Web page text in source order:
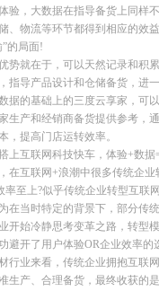
验，大数据在指导备货上同样
、物流等环节都得到相应的效
的局面!
势就在于，可以天然记录和积
指导产品设计和仓储备货，进
据的基础上的三度云享家，可
生产和经销商备货提供参考，
，提高门店运转效率。
上互联网科技快车，体验+数据
在互联网+浪潮中很多传统企
率至上?似乎传统企业转型互联
在当时特定的背景下，部分传
开始冷静思考变革之路，转型
避开了用户体验OR企业效率的
行业来看，传统企业拥抱互联
生产、合理备货，最终收获的